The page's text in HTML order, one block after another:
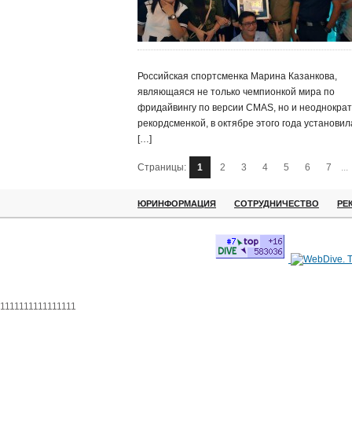
Российская спортсменка Марина Казанкова,
являющаяся не только чемпионкой мира по
фридайвингу по версии CMAS, но и
рекордсменкой, в октябре этого года
[…]
Страницы: 1 2 3 4 5 6 7 ...
ЮРИНФОРМАЦИЯ СОТРУДНИЧЕСТВО
1111111111111111